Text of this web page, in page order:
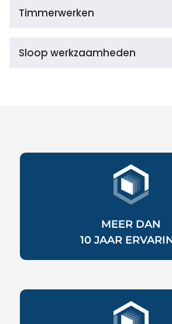
Timmerwerken
Sloop werkzaamheden
MEER DAN
10 JAAR